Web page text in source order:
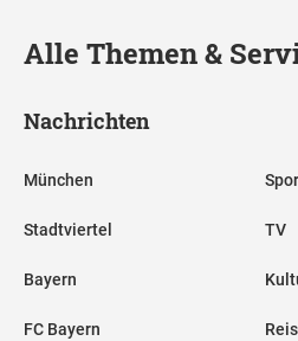
Alle Themen &
Nachrichten
München
Stadtviertel
Bayern
FC Bayern
TV